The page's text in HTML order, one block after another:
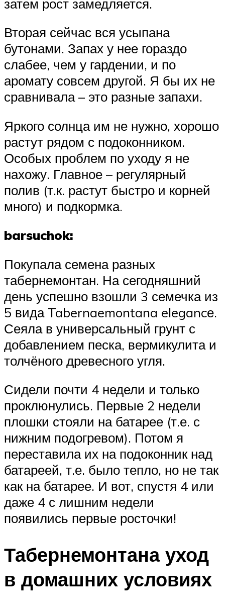
затем рост замедляется.
Вторая сейчас вся усыпана
бутонами. Запах у нее гораздо
слабее, чем у гардении, и по
аромату совсем другой. Я бы их не
сравнивала – это разные запахи.
Яркого солнца им не нужно, хорошо
растут рядом с подоконником.
Особых проблем по уходу я не
нахожу. Главное – регулярный
полив (т.к. растут быстро и корней
много) и подкормка.
barsuchok:
Покупала семена разных
табернемонтан. На сегодняшний
день успешно взошли 3 семечка из
5 вида Tabernaemontana elegancе.
Сеяла в универсальный грунт с
добавлением песка, вермикулита и
толчёного древесного угля.
Сидели почти 4 недели и только
проклюнулись. Первые 2 недели
плошки стояли на батарее (т.е. с
нижним подогревом). Потом я
переставила их на подоконник над
батареей, т.е. было тепло, но не так
как на батарее. И вот, спустя 4 или
даже 4 с лишним недели
появились первые росточки!
Табернемонтана уход
в домашних условиях